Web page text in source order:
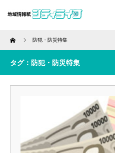
Home 防犯・防災特集
タグ：防犯・防災特集